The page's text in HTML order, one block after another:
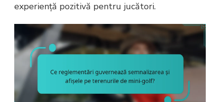
experiență pozitivă pentru jucători.